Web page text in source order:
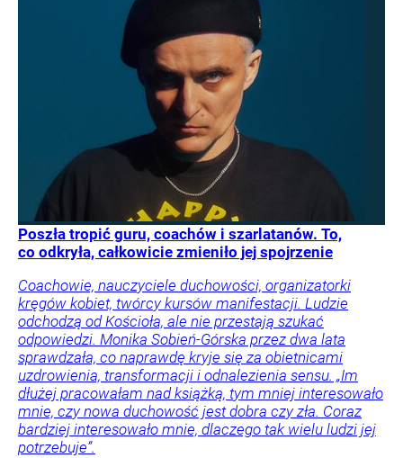
Poszła tropić guru, coachów i szarlatanów. To,
co odkryła, całkowicie zmieniło jej spojrzenie
Coachowie, nauczyciele duchowości, organizatorki
kręgów kobiet, twórcy kursów manifestacji. Ludzie
odchodzą od Kościoła, ale nie przestają szukać
odpowiedzi. Monika Sobień-Górska przez dwa lata
sprawdzała, co naprawdę kryje się za obietnicami
uzdrowienia, transformacji i odnalezienia sensu. „Im
dłużej pracowałam nad książką, tym mniej interesowało
mnie, czy nowa duchowość jest dobra czy zła. Coraz
bardziej interesowało mnie, dlaczego tak wielu ludzi jej
potrzebuje”.